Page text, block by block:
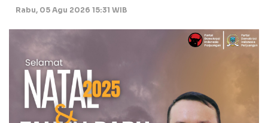
Rabu, 05 Agu 2026 15:31 WIB